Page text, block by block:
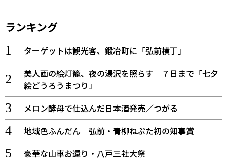
ランキング
ターゲットは観光客、鍛冶町に「弘前横丁」
美人画の絵灯籠、夜の湯沢を照らす ７日まで「七夕
絵どうろうまつり」
メロン酵母で仕込んだ日本酒発売／つがる
地域色ふんだん 弘前・青柳ねぷた初の知事賞
豪華な山車お還り・八戸三社大祭